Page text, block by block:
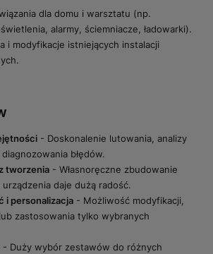
dla domu i warsztatu (np.
alarmy, ściemniacze, ładowarki).
i modyfikacje istniejących instalacji
- Doskonalenie lutowania, analizy
błędów.
tworzenia - Własnoręczne zbudowanie
urządzenia daje dużą radość.
i personalizacja - Możliwość modyfikacji,
zastosowania tylko wybranych
- Duży wybór zestawów do różnych